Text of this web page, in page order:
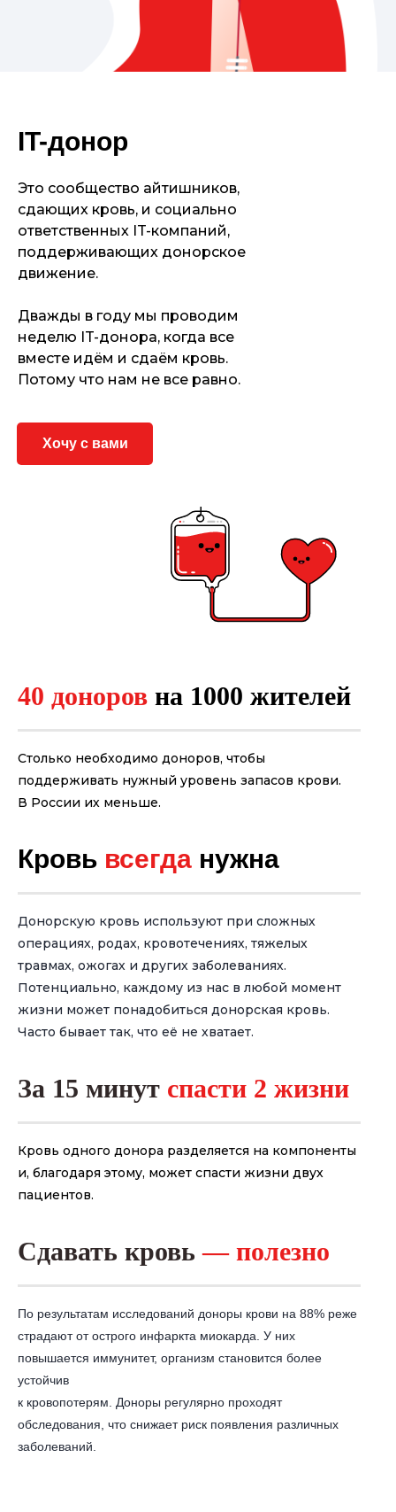
IT-донор
Это сообщество айтишников,
сдающих кровь, и социально
ответственных IT-компаний,
поддерживающих донорское
движение.
Дважды в году мы проводим
неделю IT-донора, когда все
вместе идём и сдаём кровь.
Потому что нам не все равно.
Хочу с вами
40 доноров на 1000 жителей
Столько необходимо доноров, чтобы
поддерживать нужный уровень запасов крови.
В России их меньше.
Кровь всегда нужна
Донорскую кровь используют при сложных
операциях, родах, кровотечениях, тяжелых
травмах, ожогах и других заболеваниях.
Потенциально, каждому из нас в любой момент
жизни может понадобиться донорская кровь.
Часто бывает так, что её не хватает.
За 15 минут спасти 2 жизни
Кровь одного донора разделяется на компоненты
и, благодаря этому, может спасти жизни двух
пациентов.
Сдавать кровь— полезно
По результатам исследований доноры крови на 88% реже
страдают от острого инфаркта миокарда. У них
повышается иммунитет, организм становится более
устойчив
к кровопотерям. Доноры регулярно проходят
обследования, что снижает риск появления различных
заболеваний.